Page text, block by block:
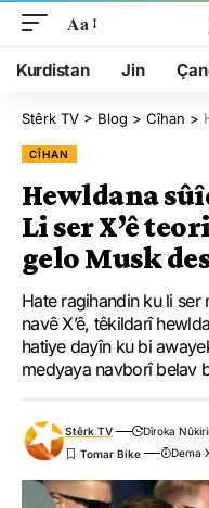
Aa
Kurdistan Jin
Stêrk TV > Blog > Cîhan >
CÎHAN
Hewldana
Li ser X’ê
gelo Musk
Hate ragihandin ku li
navê X’ê, têkildarî
hatiye dayîn ku bi
medyaya navborî belav
Stêrk TV
Dîroka
Dema